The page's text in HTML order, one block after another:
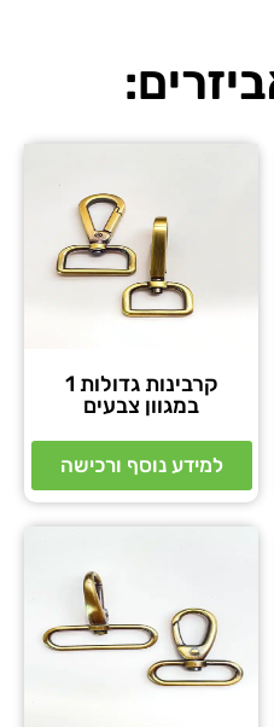
קרבינות גדולות 1
במגוון צבעים
למידע נוסף ורכישה